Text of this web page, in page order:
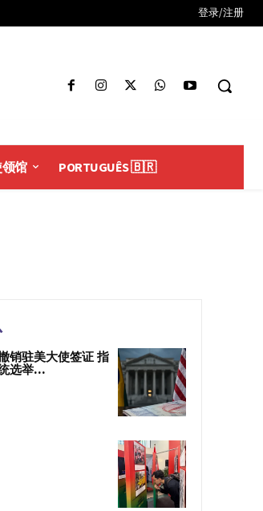
登录/注册
馆 PORTUGUÊS 🇧🇷
销驻美大使签证 指
选举...